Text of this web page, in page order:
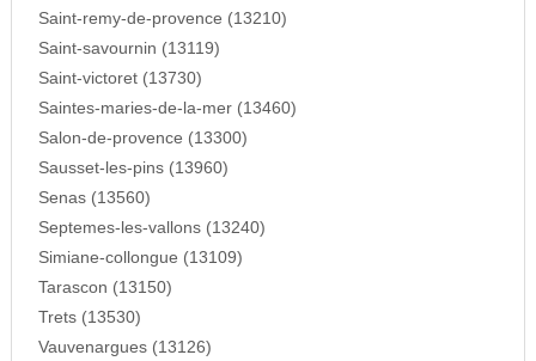
Saint-remy-de-provence (13210)
Saint-savournin (13119)
Saint-victoret (13730)
Saintes-maries-de-la-mer (13460)
Salon-de-provence (13300)
Sausset-les-pins (13960)
Senas (13560)
Septemes-les-vallons (13240)
Simiane-collongue (13109)
Tarascon (13150)
Trets (13530)
Vauvenargues (13126)